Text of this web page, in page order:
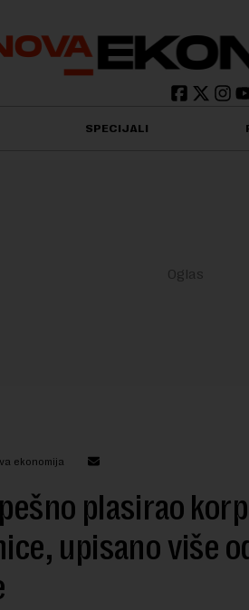
SPECIJALI
ekonomija
plasirao
upisano više